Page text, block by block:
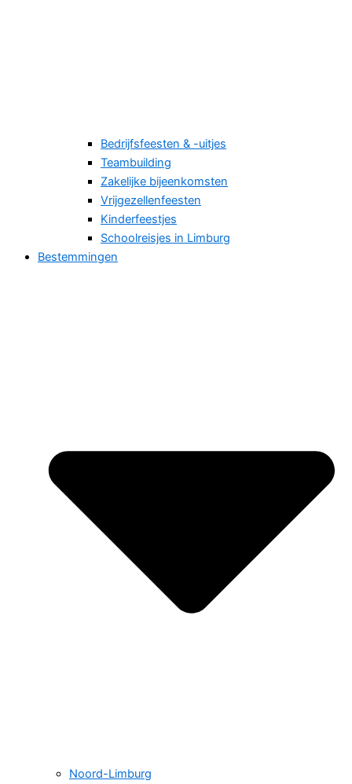
Bedrijfsfeesten & -uitjes
Teambuilding
Zakelijke bijeenkomsten
Vrijgezellenfeesten
Kinderfeestjes
Schoolreisjes in Limburg
Bestemmingen
Noord-Limburg